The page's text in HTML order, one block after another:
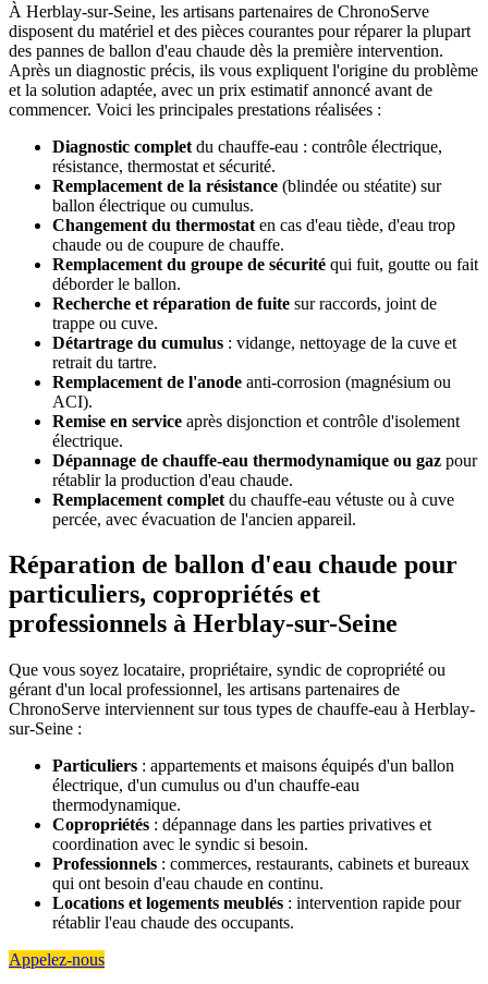
À Herblay-sur-Seine, les artisans partenaires de ChronoServe
disposent du matériel et des pièces courantes pour réparer la plupart
des pannes de ballon d'eau chaude dès la première intervention.
Après un diagnostic précis, ils vous expliquent l'origine du problème
et la solution adaptée, avec un prix estimatif annoncé avant de
commencer. Voici les principales prestations réalisées :
Diagnostic complet du chauffe-eau : contrôle électrique,
résistance, thermostat et sécurité.
Remplacement de la résistance (blindée ou stéatite) sur
ballon électrique ou cumulus.
Changement du thermostat en cas d'eau tiède, d'eau trop
chaude ou de coupure de chauffe.
Remplacement du groupe de sécurité qui fuit, goutte ou fait
déborder le ballon.
Recherche et réparation de fuite sur raccords, joint de
trappe ou cuve.
Détartrage du cumulus : vidange, nettoyage de la cuve et
retrait du tartre.
Remplacement de l'anode anti-corrosion (magnésium ou
ACI).
Remise en service après disjonction et contrôle d'isolement
électrique.
Dépannage de chauffe-eau thermodynamique ou gaz pour
rétablir la production d'eau chaude.
Remplacement complet du chauffe-eau vétuste ou à cuve
percée, avec évacuation de l'ancien appareil.
Réparation de ballon d'eau chaude pour
particuliers, copropriétés et
professionnels à Herblay-sur-Seine
Que vous soyez locataire, propriétaire, syndic de copropriété ou
gérant d'un local professionnel, les artisans partenaires de
ChronoServe interviennent sur tous types de chauffe-eau à Herblay-
sur-Seine :
Particuliers : appartements et maisons équipés d'un ballon
électrique, d'un cumulus ou d'un chauffe-eau
thermodynamique.
Copropriétés : dépannage dans les parties privatives et
coordination avec le syndic si besoin.
Professionnels : commerces, restaurants, cabinets et bureaux
qui ont besoin d'eau chaude en continu.
Locations et logements meublés : intervention rapide pour
rétablir l'eau chaude des occupants.
Appelez-nous